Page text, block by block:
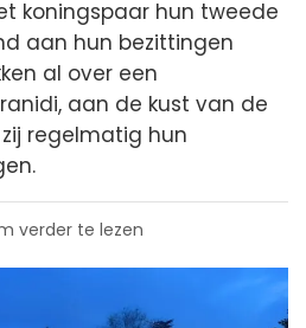
koningspaar hun tweede
aan hun bezittingen
al over een
aan de kust van de
regelmatig hun
verder te lezen